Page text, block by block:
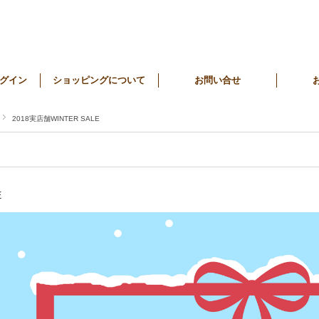
イン ショッピングについて お問い合せ
2018実店舗WINTER SALE